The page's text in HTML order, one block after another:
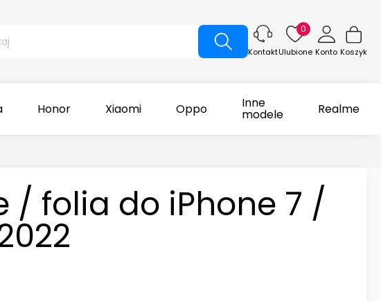
Koszyk
Konto
KontaktUlubione
0
Honor Xiaomi Oppo Inne
modele Realme
/ folia do iPhone 7 /